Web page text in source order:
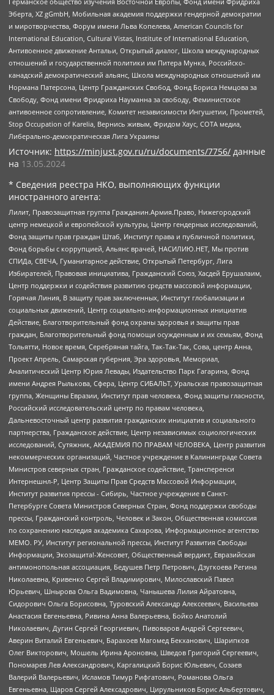
Эберта, XZ gGmbH, Мобильная академия поддержки гендерной демократии
и миротворчества, Форум имени Льва Копелева, American Councils for
International Education, Cultural Vistas, Institute of International Education,
Антивоенное движение Антальи, Открытый диалог, Школа международных
отношений и государственной политики им Питера Мунка, Российско-
канадский демократический альянс, Школа международных отношений им
Нормана Патерсона, Центр Гражданских Свобод, Фонд Бориса Немцова за
Свободу, Фонд имени Фридриха Науманна за свободу, Феминистское
антивоенное сопротивление, Комитет независимости Ингушетии, Прометей,
Stop Occupation of Karelia, Вернись живым, Фридом Хаус, СОТА медиа,
Либерально-демократическая Лига Украины
Источник: https://minjust.gov.ru/ru/documents/7756/ данные
на 13.05.2024
* Сведения реестра НКО, выполняющих функции
иностранного агента:
Лилит, Правозащитная группа Гражданин.Армия.Право, Нижегородский
центр немецкой и европейской культуры, Центр гендерных исследований,
Фонд защиты прав граждан Штаб, Институт права и публичной политики,
Фонд борьбы с коррупцией, Альянс врачей, НАСИЛИЮ.НЕТ, Мы против
СПИДа, СВЕЧА, Гуманитарное действие, Открытый Петербург, Лига
Избирателей, Правовая инициатива, Гражданский Союз, Хасдей Ерушалаим,
Центр поддержки и содействия развитию средств массовой информации,
Горячая Линия, В защиту прав заключенных, Институт глобализации и
социальных движений, Центр социально-информационных инициатив
Действие, Благотворительный фонд охраны здоровья и защиты прав
граждан, Благотворительный фонд помощи осужденным и их семьям, Фонд
Тольятти, Новое время, Серебряная тайга, Так-Так-Так, Сова, центр Анна,
Проект Апрель, Самарская губерния, Эра здоровья, Мемориал,
Аналитический Центр Юрия Левады, Издательство Парк Гагарина, Фонд
имени Андрея Рылькова, Сфера, Центр СИБАЛЬТ, Уральская правозащитная
группа, Женщины Евразии, Институт прав человека, Фонд защиты гласности,
Российский исследовательский центр по правам человека,
Дальневосточный центр развития гражданских инициатив и социального
партнерства, Гражданское действие, Центр независимых социологических
исследований, Сутяжник, АКАДЕМИЯ ПО ПРАВАМ ЧЕЛОВЕКА, Центр развития
некоммерческих организаций, Частное учреждение в Калининграде Совета
Министров северных стран, Гражданское содействие, Трансперенси
Интернешнл-Р, Центр Защиты Прав Средств Массовой Информации,
Институт развития прессы - Сибирь, Частное учреждение в Санкт-
Петербурге Совета Министров Северных Стран, Фонд поддержки свободы
прессы, Гражданский контроль, Человек и Закон, Общественная комиссия
по сохранению наследия академика Сахарова, Информационное агентство
МЕМО. РУ, Институт региональной прессы, Институт Развития Свободы
Информации, Экозащита!-Женсовет, Общественный вердикт, Евразийская
антимонопольная ассоциация, Бедушев Петр Петрович, Дзугкоева Регина
Николаевна, Кривенко Сергей Владимирович, Милославский Павел
Юрьевич, Шнырова Ольга Вадимовна, Чанышева Лилия Айратовна,
Сидорович Ольга Борисовна, Туровский Александр Алексеевич, Васильева
Анастасия Евгеньевна, Ривина Анна Валерьевна, Бойко Анатолий
Николаевич, Дугин Сергей Георгиевич, Пивоваров Андрей Сергеевич,
Аверин Виталий Евгеньевич, Барахоев Магомед Бекханович, Шарипков
Олег Викторович, Мошель Ирина Ароновна, Шведов Григорий Сергеевич,
Пономарев Лев Александрович, Каргалицкий Борис Юльевич, Созаев
Валерий Валерьевич, Исламов Тимур Рифгатович, Романова Ольга
Евгеньевна, Щаров Сергей Алексадрович, Цирульников Борис Альбертович,